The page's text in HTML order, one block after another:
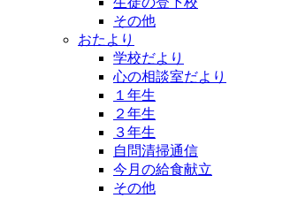
その他
おたより
学校だより
心の相談室だより
１年生
２年生
３年生
自問清掃通信
今月の給食献立
その他